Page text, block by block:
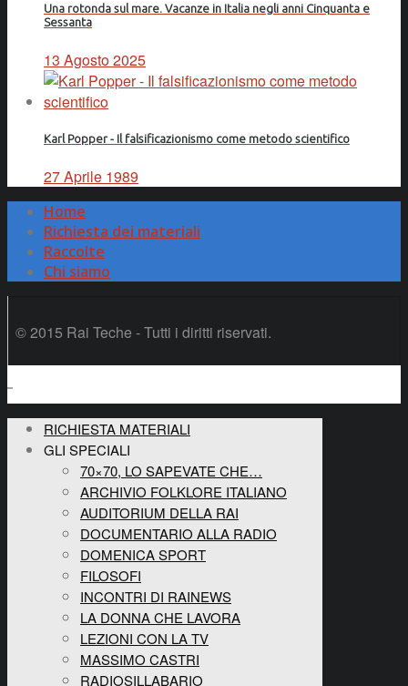
Una rotonda sul mare. Vacanze in Italia negli anni Cinquanta e
Sessanta
13 Agosto 2025
Karl Popper - Il falsificazionismo come metodo scientifico
27 Aprile 1989
Home
Richiesta dei materiali
Raccolte
Chi siamo
© 2015 Rai Teche - Tutti i diritti riservati.
RICHIESTA MATERIALI
GLI SPECIALI
70×70, LO SAPEVATE CHE…
ARCHIVIO FOLKLORE ITALIANO
AUDITORIUM DELLA RAI
DOCUMENTARIO ALLA RADIO
DOMENICA SPORT
FILOSOFI
INCONTRI DI RAINEWS
LA DONNA CHE LAVORA
LEZIONI CON LA TV
MASSIMO CASTRI
RADIOSILLABARIO